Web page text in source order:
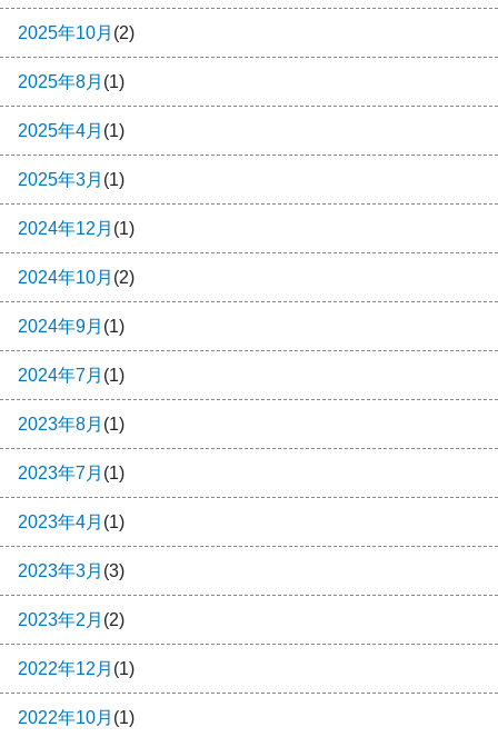
2025年10月 (2)
2025年8月 (1)
2025年4月 (1)
2025年3月 (1)
2024年12月 (1)
2024年10月 (2)
2024年9月 (1)
2024年7月 (1)
2023年8月 (1)
2023年7月 (1)
2023年4月 (1)
2023年3月 (3)
2023年2月 (2)
2022年12月 (1)
2022年10月 (1)